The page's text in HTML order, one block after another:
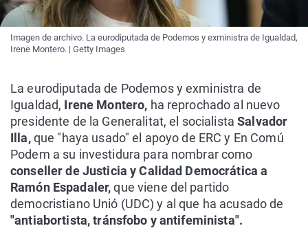
Imagen de archivo. La eurodiputada de Podemos y exministra de Igualdad,
Irene Montero. | Getty Images
La eurodiputada de Podemos y exministra de
Igualdad, Irene Montero, ha reprochado al nuevo
presidente de la Generalitat, el socialista Salvador
Illa,que "haya usado" el apoyo de ERC y En Comú
Podem a su investidura para nombrar como
conseller de Justicia y Calidad Democrática a
Ramón Espadaler,que viene del partido
democristiano Unió (UDC) y al que ha acusado de
"antiabortista, tránsfobo y antifeminista".